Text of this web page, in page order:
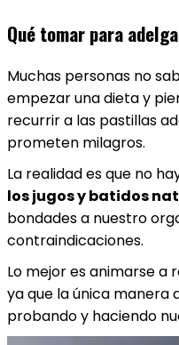
Qué tomar para
Muchas personas no
empezar una dieta y
recurrir a las pastillas
prometen milagros.
La realidad es que no
los jugos y batidos
bondades a nuestro
contraindicaciones.
Lo mejor es animarse a
ya que la única manera
probando y haciendo